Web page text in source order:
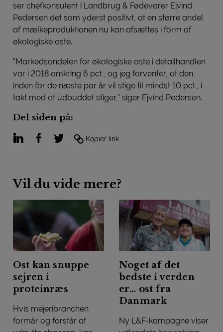
ser chefkonsulent i Landbrug & Fødevarer Ejvind
Pedersen det som yderst positivt, at en større andel
af mælkeproduktionen nu kan afsættes i form af
økologiske oste.
”Markedsandelen for økologiske oste i detailhandlen
var i 2018 omkring 6 pct., og jeg forventer, at den
inden for de næste par år vil stige til mindst 10 pct., i
takt med at udbuddet stiger,” siger Ejvind Pedersen.
Del siden på:
LinkedInFacebook
TwitterKopier link
Vil du vide mere?
Ost kan snuppe
sejren i
proteinræs
Hvis mejeribranchen
formår og forstår at
Noget af det
bedste i verden
er… ost fra
Danmark
Ny L&F-kampagne viser